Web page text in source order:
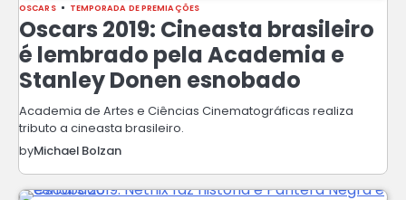
OSCARS TEMPORADA DE PREMIAÇÕES
Oscars 2019: Cineasta brasileiro
é lembrado pela Academia e
Stanley Donen esnobado
Academia de Artes e Ciências Cinematográficas realiza
tributo a cineasta brasileiro.
byMichael Bolzan